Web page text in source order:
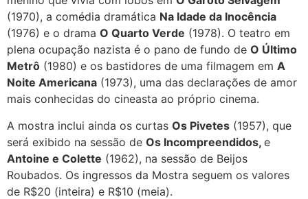
(1970), a comédia dramática Na Idade da Inocência
(1976) e o drama O Quarto Verde (1978). O teatro em
plena ocupação nazista é o pano de fundo de O Último
Metrô (1980) e os bastidores de uma filmagem em A
Noite Americana (1973), uma das declarações de amor
mais conhecidas do cineasta ao próprio cinema.
A mostra inclui ainda os curtas Os Pivetes (1957), que
será exibido na sessão de Os Incompreendidos, e
Antoine e Colette (1962), na sessão de Beijos
Roubados. Os ingressos da Mostra seguem os valores
de R$20 (inteira) e R$10 (meia).